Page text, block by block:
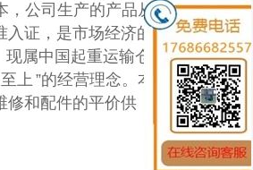
，公司生产的产品从
入证，是市场经济的
属中国起重运输仓
上 ”的经营理念。本
修和配件的平价供